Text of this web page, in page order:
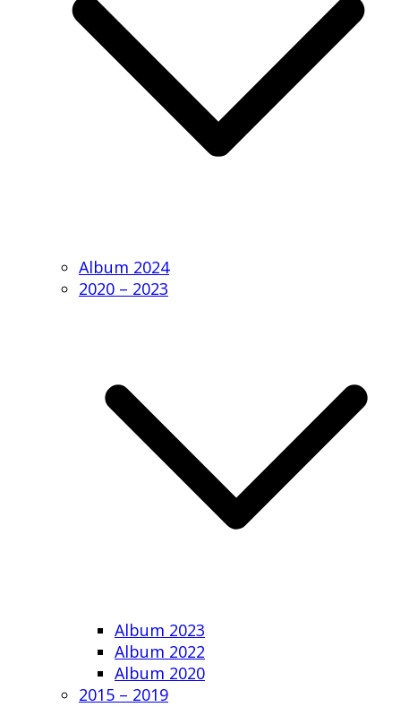
Album 2024
2020 – 2023
Album 2023
Album 2022
Album 2020
2015 – 2019